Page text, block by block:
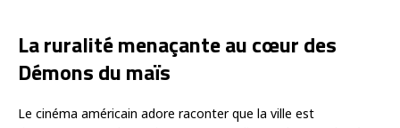
La ruralité menaçante au cœur des
Démons du maïs
Le cinéma américain adore raconter que la ville est